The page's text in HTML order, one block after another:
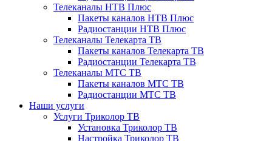
Телеканалы НТВ Плюс
Пакеты каналов НТВ Плюс
Радиостанции НТВ Плюс
Телеканалы Телекарта ТВ
Пакеты каналов Телекарта ТВ
Радиостанции Телекарта ТВ
Телеканалы МТС ТВ
Пакеты каналов МТС ТВ
Радиостанции МТС ТВ
Наши услуги
Услуги Триколор ТВ
Установка Триколор ТВ
Настройка Триколор ТВ